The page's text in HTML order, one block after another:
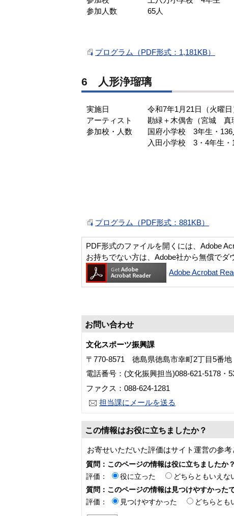
参加人数 65人
プログラム（PDF形式：1,181KB）
6 人形浄瑠璃
実施日 令和7年1月21日（火曜日
アーティスト 勘緑＋木偶舎（宮城 真
参加校・人数 国府小学校 3年生・136
入田小学校 3・4年生・
プログラム（PDF形式：881KB）
PDF形式のファイルを開くには、Adobe
お持ちでない方は、Adobe社から無償でダ
Adobe Acrobat
お問い合わせ
文化スポーツ振興課
〒770-8571 徳島県徳島市幸町2丁目5番地
電話番号：(文化振興担当)088-621-5178・
ファクス：088-624-1281
担当課にメールを送る
この情報はお役に立ちましたか？
お寄せいただいた評価はサイト運営の参考
質問：このページの情報は役に立ちましたか？
評価：
役に立った どちらともいえな
質問：このページの情報は見つけやすかった
評価：
見つけやすかった どちらとも